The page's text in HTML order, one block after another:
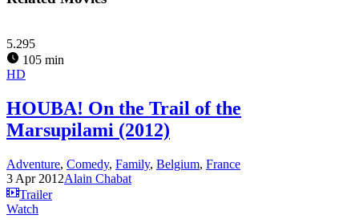
5.295
105 min
HD
HOUBA! On the Trail of the
Marsupilami (2012)
Adventure, Comedy, Family, Belgium, France
3 Apr 2012Alain Chabat
Trailer
Watch